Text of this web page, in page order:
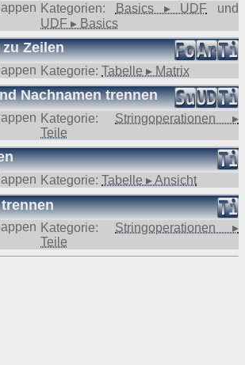
Kategorien: Basics ▸ UDF und
UDF ▸ Basics
Zeilen
Kategorie: Tabelle ▸ Matrix
Nachnamen trennen
Kategorie: Stringoperationen ▸
Teile
Kategorie: Tabelle ▸ Ansicht
Kategorie: Stringoperationen ▸
Teile